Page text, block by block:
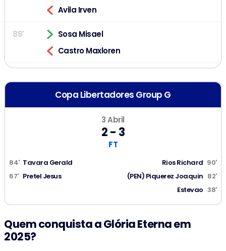
Avila Irven
88'
Sosa Misael
Castro Maxloren
Pretel Jesus
Tavara Gerald
Piquerez Joaquin
76' Cabellos Catriel
67'
Copa Libertadores Group G
3 Abril
2 - 3
FT
84' Tavara Gerald
67' Pretel Jesus
90'
Rios Richard
82'
(PEN) Piquerez Joaquin
38'
Estevao
Quem conquista a Glória Eterna em
2025?